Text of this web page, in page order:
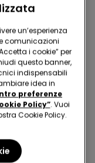
ovunque tu sia
un’esperienza
comunicazioni
i cookie” per
questo banner,
indispensabili
idea in
preferenze
Policy”. Vuoi
Cookie Policy.